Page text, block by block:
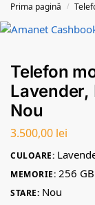
Prima pagină /
Telefon
Lavender,
Nou
3.500,00 lei
CULOARE:
MEMORIE: 256 GB
STARE: Nou